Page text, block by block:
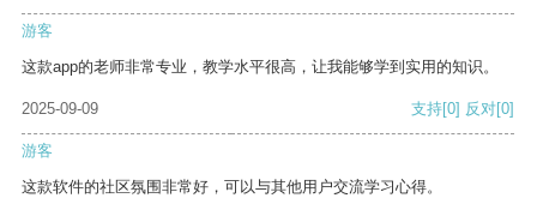
游客
这款app的老师非常专业，教学水平很高，让我能够学到实用的知识。
2025-09-09 支持[0] 反对[0]
游客
这款软件的社区氛围非常好，可以与其他用户交流学习心得。